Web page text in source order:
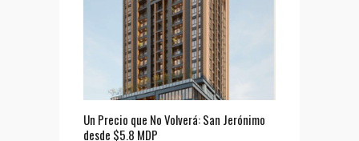
Un Precio que No Volverá: San Jerónimo
desde $5.8 MDP